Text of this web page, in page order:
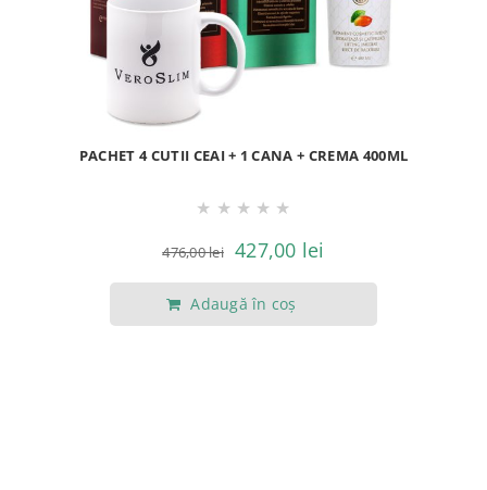
PACHET 4 CUTII CEAI + 1 CANA + CREMA 400ML
★ ★ ★ ★ ★
476,00lei Prețul
inițial
a
427,00 lei
curent
Adaugă în coș